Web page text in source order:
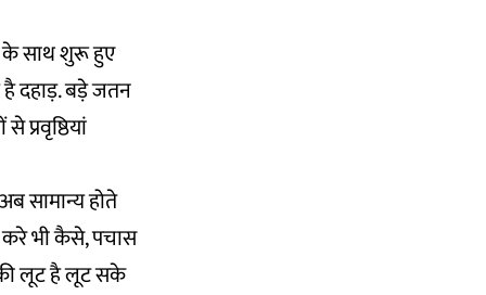
के साथ शुरू हुए
दहाड़. बड़े जतन
प्रवृष्ठियां
सामान्य होते
करे भी कैसे, पचास
लूट है लूट सके